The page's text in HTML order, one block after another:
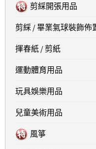
剪綵開張用品
剪綵 / 畢業氣球裝飾佈
揮春紙 / 剪紙
運動體育用品
玩具娛樂用品
兒童美術用品
風箏